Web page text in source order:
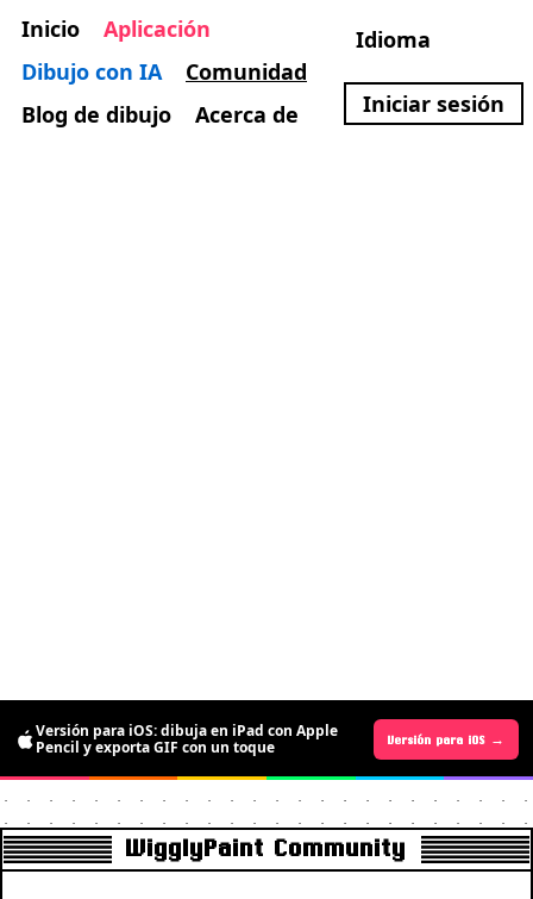
Inicio
Aplicación
Dibujo con IA
Comunidad
Blog de dibujo
Acerca de
Idioma
Iniciar sesión
gratis por tiempo limitado para dibujar
pixel art animado
Versión para Android →
Versión para iOS: dibuja en iPad con Apple
Pencil y exporta GIF con un toque
Versión para iOS →
WigglyPaint Community